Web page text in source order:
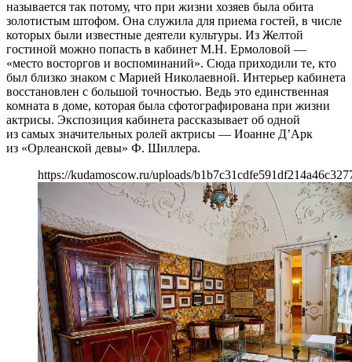
называется так потому, что при жизни хозяев была обита
золотистым штофом. Она служила для приема гостей, в числе
которых были известные деятели культуры. Из Желтой
гостиной можно попасть в кабинет М.Н. Ермоловой —
«место восторгов и воспоминаний». Сюда приходили те, кто
был близко знаком с Марией Николаевной. Интерьер кабинета
восстановлен с большой точностью. Ведь это единственная
комната в доме, которая была сфотографирована при жизни
актрисы. Экспозиция кабинета рассказывает об одной
из самых значительных ролей актрисы — Иоанне Д’Арк
из «Орлеанской девы» Ф. Шиллера.
https://kudamoscow.ru/uploads/